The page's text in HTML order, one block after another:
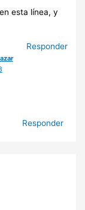
esta línea, y
Responder
Responder